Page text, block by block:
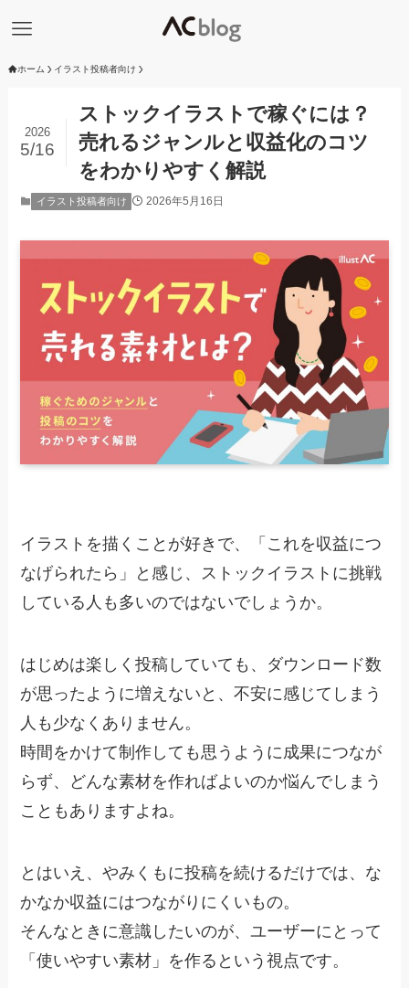
ホーム イラスト投稿者向け
ストックイラストで稼ぐには？
売れるジャンルと収益化のコツ
をわかりやすく解説
2026
5/16
イラスト投稿者向け 2026年5月16日
イラストを描くことが好きで、「これを収益につ
なげられたら」と感じ、ストックイラストに挑戦
している人も多いのではないでしょうか。
はじめは楽しく投稿していても、ダウンロード数
が思ったように増えないと、不安に感じてしまう
人も少なくありません。
時間をかけて制作しても思うように成果につなが
らず、どんな素材を作ればよいのか悩んでしまう
こともありますよね。
とはいえ、やみくもに投稿を続けるだけでは、な
かなか収益にはつながりにくいもの。
そんなときに意識したいのが、ユーザーにとって
「使いやすい素材」を作るという視点です。